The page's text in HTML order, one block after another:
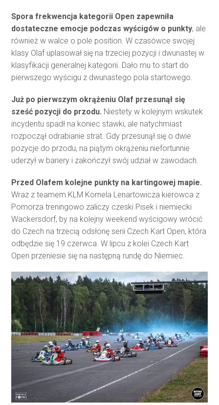
Spora frekwencja kategorii Open zapewniła
dostateczne emocje podczas wyścigów o punkty, ale
również w walce o pole position. W czasówce swojej
klasy Olaf uplasował się na trzeciej pozycji i dwunastej w
klasyfikacji generalnej kategorii. Dało mu to start do
pierwszego wyścigu z dwunastego pola startowego.
Już po pierwszym okrążeniu Olaf przesunął się
sześć pozycji do przodu. Niestety w kolejnym wskutek
incydentu spadł na koniec stawki, ale natychmiast
rozpoczął odrabianie strat. Gdy przesunął się o dwie
pozycje do przodu, na piątym okrążeniu niefortunnie
uderzył w bariery i zakończył swój udział w zawodach.
Przed Olafem kolejne punkty na kartingowej mapie.
Wraz z teamem KLM Kornela Lenartowicza kierowca z
Pomorza treningowo zaliczy czeski Pisek i niemiecki
Wackersdorf, by na kolejny weekend wyścigowy wrócić
do Czech na trzecią odsłonę serii Czech Kart Open, która
odbędzie się 19 czerwca. W lipcu z kolei Czech Kart
Open przeniesie się na następną rundę do Niemiec.